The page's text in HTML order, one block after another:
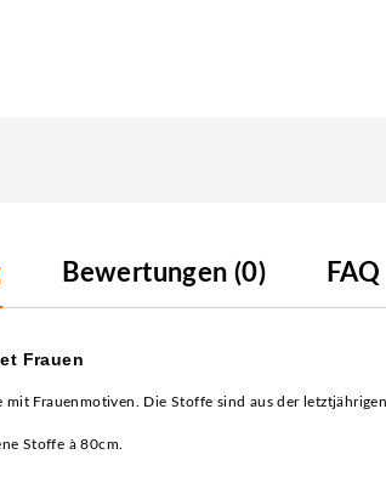
Bewertungen (0) FAQ
Frauen
mit Frauenmotiven. Die Stoffe sind aus der
Stoffe à 80cm.